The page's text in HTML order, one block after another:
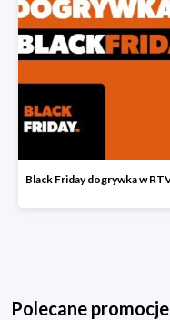
Polecane promocje